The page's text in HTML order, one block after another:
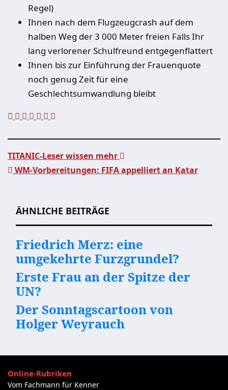
Regel)
Ihnen nach dem Flugzeugcrash auf dem
halben Weg der 3 000 Meter freien Falls Ihr
lang verlorener Schulfreund entgegenflattert
Ihnen bis zur Einführung der Frauenquote
noch genug Zeit für eine
Geschlechtsumwandlung bleibt
TITANIC-Leser wissen mehr
WM-Vorbereitungen: FIFA appelliert an Katar
ÄHNLICHE BEITRÄGE
Friedrich Merz: eine
umgekehrte Furzgrundel?
Erste Frau an der Spitze der
UN?
Der Sonntagscartoon von
Holger Weyrauch
Online-Rubriken
Vom Fachmann für Kenner